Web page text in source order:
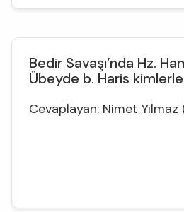
Bedir Savaşı’nda Hz.
Übeyde b. Haris
Cevaplayan: Nimet